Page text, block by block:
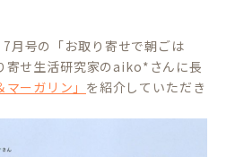
号の「お取り寄せで朝ごは
寄せ生活研究家のaiko*さんに長
マーガリン」 を紹介していただき